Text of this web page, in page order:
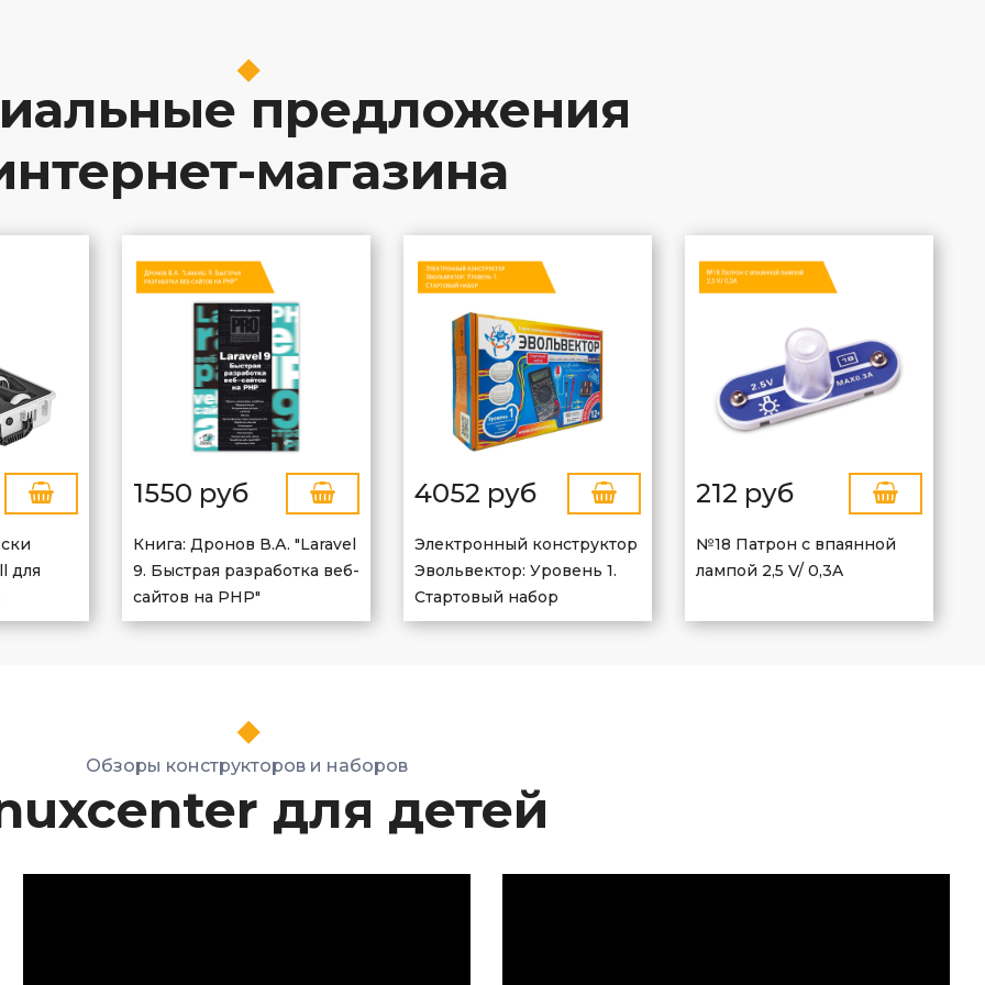
предложения
магазина
для
1550 руб
Книга: Дронов В.А. "Laravel
9. Быстрая разработка веб-
сайтов на PHP"
4052 руб
Электронный конструктор
Эвольвектор: Уровень 1.
Стартовый набор
212 руб
№18 Патрон с впаянной
лампой 2,5 V/ 0,3A
Обзоры конструкторов и наборов
для детей